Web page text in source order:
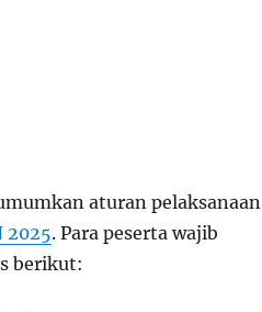
aturan pelaksanaan
2025. Para peserta wajib
berikut: